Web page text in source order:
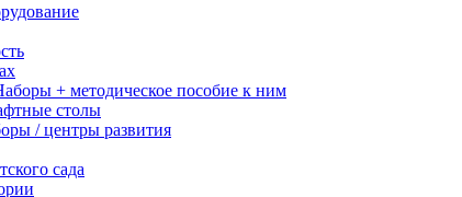
+ методическое пособие к ним
столы
/ центры развития
сада